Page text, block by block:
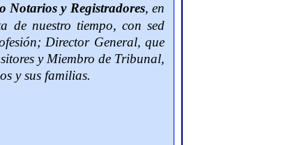
Notarios y Registradores, en
de nuestro tiempo, con sed
Director General, que
y Miembro de Tribunal,
y sus familias.